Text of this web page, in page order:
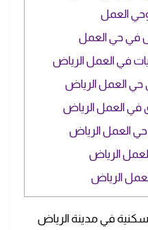
العمل
في حي العمل
في العمل الرياض
حي العمل الرياض
في العمل الرياض
حي العمل الرياض
الرياض
الرياض
في مدينة الرياض